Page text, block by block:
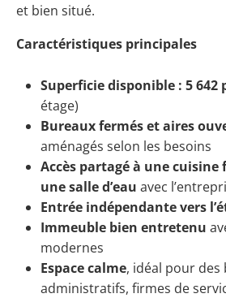
et bien situé.
Caractéristiques principales
Superficie disponible : 5 642
étage)
Bureaux fermés et aires
aménagés selon les besoins
Accès partagé à une
une salle d’eau avec
Entrée indépendante vers
Immeuble bien entretenu
modernes
Espace calme, idéal pour des
administratifs, firmes de